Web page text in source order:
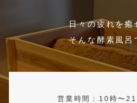
日々の疲れを癒
そんな酵素風呂
営業時間：10時〜